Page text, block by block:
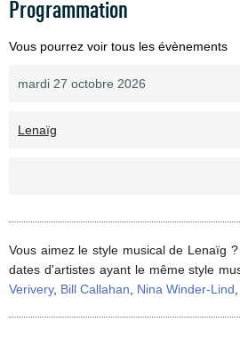
Programmation
Vous pourrez voir tous les évènements
mardi 27 octobre 2026
Lenaïg
Vous aimez le style musical de Lenaïg
dates d'artistes ayant le même style
Verivery, Bill Callahan Nina Winder-Lind